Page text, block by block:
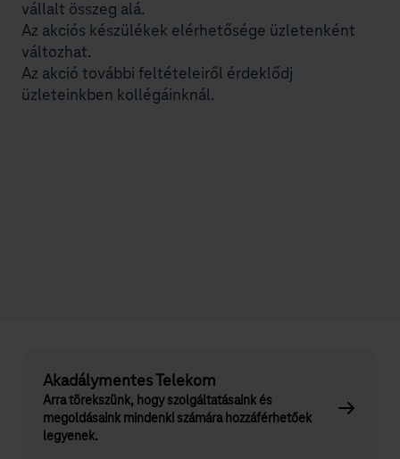
vállalt összeg alá.
Az akciós készülékek elérhetősége üzletenként
változhat.
Az akció további feltételeiről érdeklődj
üzleteinkben kollégáinknál.
Akadálymentes Telekom
Arra törekszünk, hogy szolgáltatásaink és
megoldásaink mindenki számára hozzáférhetőek
legyenek.